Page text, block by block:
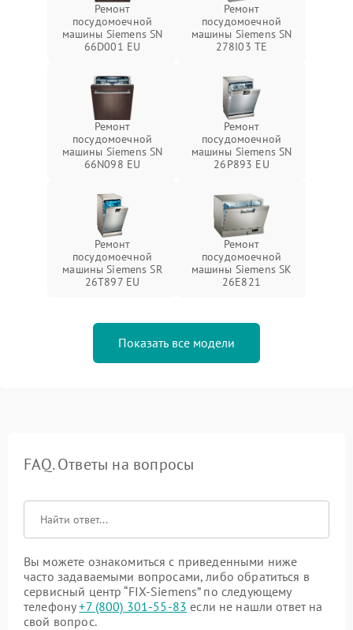
Ремонт
посудомоечной
машины Siemens SN
66D001 EU
Ремонт
посудомоечной
машины Siemens SN
278I03 TE
Ремонт
посудомоечной
машины Siemens SN
66N098 EU
Ремонт
посудомоечной
машины Siemens SN
26P893 EU
Ремонт
посудомоечной
машины Siemens SR
26T897 EU
Ремонт
посудомоечной
машины Siemens SK
26E821
Показать все модели
FAQ. Ответы на вопросы
Вы можете ознакомиться с приведенными ниже
часто задаваемыми вопросами, либо обратиться в
сервисный центр “FIX-Siemens” по следующему
телефону+7 (800) 301-55-83 если не нашли ответ на
свой вопрос.